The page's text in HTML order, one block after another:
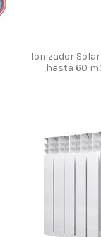
Ionizador
hasta 60